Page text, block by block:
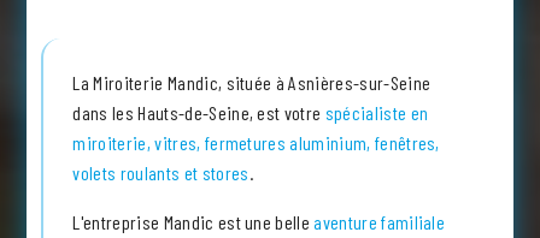
La Miroiterie Mandic, située à Asnières-sur-Seine
dans les Hauts-de-Seine, est votre spécialiste en
miroiterie, vitres, fermetures aluminium, fenêtres,
volets roulants et stores
L'entreprise Mandic est une belleaventure familiale